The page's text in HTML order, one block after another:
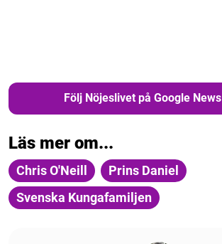
Följ Nöjeslivet på Google News
Läs mer om...
Chris O'Neill
Prins Daniel
Svenska Kungafamiljen